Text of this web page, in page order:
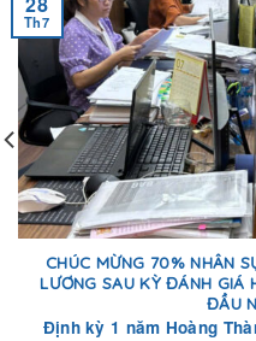
CHÚC MỪNG 70% NHÂN
LƯƠNG SAU KỲ ĐÁNH GIÁ
ĐẦU
Định kỳ 1 năm Hoàng